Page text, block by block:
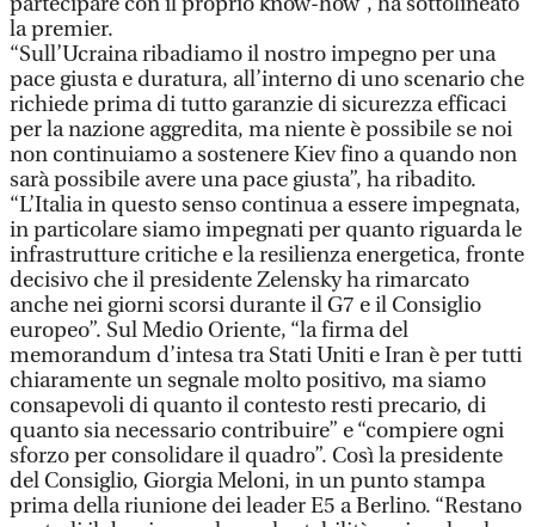
la premier.
“Sull’Ucraina ribadiamo il nostro impegno per una
pace giusta e duratura, all’interno di uno scenario che
richiede prima di tutto garanzie di sicurezza efficaci
per la nazione aggredita, ma niente è possibile se noi
non continuiamo a sostenere Kiev fino a quando non
sarà possibile avere una pace giusta”, ha ribadito.
“L’Italia in questo senso continua a essere impegnata,
in particolare siamo impegnati per quanto riguarda le
infrastrutture critiche e la resilienza energetica, fronte
decisivo che il presidente Zelensky ha rimarcato
anche nei giorni scorsi durante il G7 e il Consiglio
europeo”. Sul Medio Oriente, “la firma del
memorandum d’intesa tra Stati Uniti e Iran è per tutti
chiaramente un segnale molto positivo, ma siamo
consapevoli di quanto il contesto resti precario, di
quanto sia necessario contribuire” e “compiere ogni
sforzo per consolidare il quadro”. Così la presidente
del Consiglio, Giorgia Meloni, in un punto stampa
prima della riunione dei leader E5 a Berlino. “Restano